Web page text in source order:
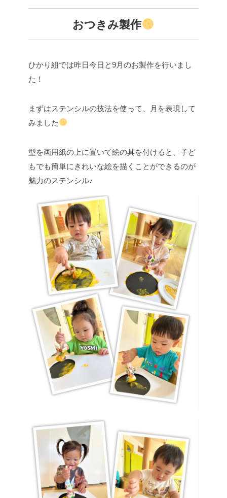
おつきみ製作
ひかり組では昨日今日と9月のお製作を行いまし
た！
まずはステンシルの技法を使って、月を表現して
みました
型を画用紙の上に置いて絵の具を付けると、子ど
もでも簡単にきれいな絵を描くことができるのが
魅力のステンシル♪